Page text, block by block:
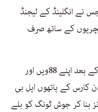
تھی جس نے انگلینڈ کے لیجنڈ
کو پیچھے چھوڑ دیا۔ 19 سینچریوں کے ساتھ صرف
عثمان خواجہ ریٹائرمنٹ کا اعلان کرنے کے بعد اپنے 88ویں اور
برائیڈن کارس کے ہاتھوں ایل بی
ہو گئے جب کہ ایلکس کیری 16 رنز بنا کر جوش ٹونگ کو بلے